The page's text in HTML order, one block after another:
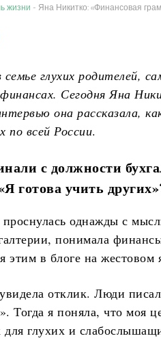
жизни - Яна Никитко: «Финансовая
семье глухих родителей,
Сегодня Яна
она рассказала,
по всей России.
с должности
готова учить
однажды с
понимала
этим в блоге на жестовом
отклик. Люди
Тогда я поняла, что моя
глухих и